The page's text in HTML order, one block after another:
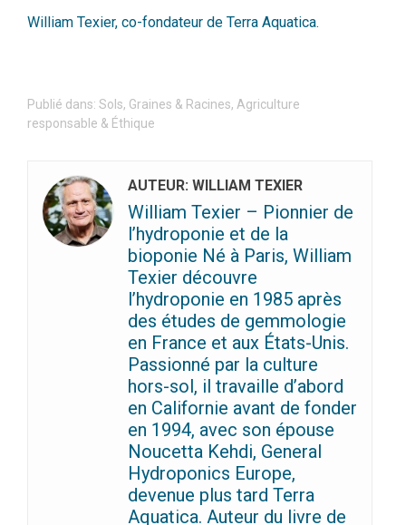
William Texier, co-fondateur de Terra Aquatica.
Publié dans: Sols, Graines & Racines, Agriculture
responsable & Éthique
AUTEUR: WILLIAM TEXIER
William Texier – Pionnier de
l’hydroponie et de la
bioponie Né à Paris, William
Texier découvre
l’hydroponie en 1985 après
des études de gemmologie
en France et aux États-Unis.
Passionné par la culture
hors-sol, il travaille d’abord
en Californie avant de fonder
en 1994, avec son épouse
Noucetta Kehdi, General
Hydroponics Europe,
devenue plus tard Terra
Aquatica. Auteur du livre de